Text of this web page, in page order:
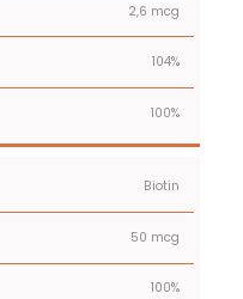
2,6 mcg
104%
100%
Biotin
50 mcg
100%